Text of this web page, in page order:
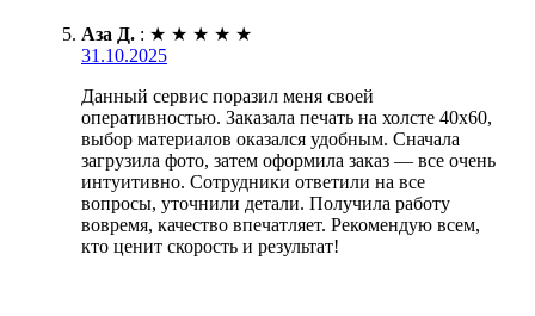
Аза Д. : ★ ★ ★ ★ ★
31.10.2025
Данный сервис поразил меня своей
оперативностью. Заказала печать на холсте 40х60,
выбор материалов оказался удобным. Сначала
загрузила фото, затем оформила заказ — все очень
интуитивно. Сотрудники ответили на все
вопросы, уточнили детали. Получила работу
вовремя, качество впечатляет. Рекомендую всем,
кто ценит скорость и результат!